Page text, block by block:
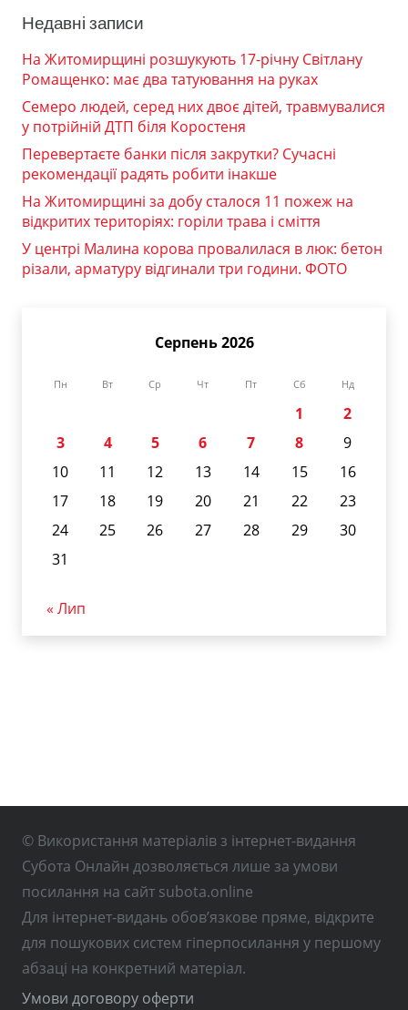
Недавні записи
На Житомирщині розшукують 17-річну Світлану
Ромащенко: має два татуювання на руках
Семеро людей, серед них двоє дітей, травмувалися
у потрійній ДТП біля Коростеня
Перевертаєте банки після закрутки? Сучасні
рекомендації радять робити інакше
На Житомирщині за добу сталося 11 пожеж на
відкритих територіях: горіли трава і сміття
У центрі Малина корова провалилася в люк: бетон
різали, арматуру відгинали три години. ФОТО
Серпень 2026
Пн Вт Ср Чт Пт Сб Нд
1
2
3
4 5 6 7 8
9
10
11 12 13 14 15
16
17
18 19 20 21 22
23
24
25 26 27 28 29
30
31
« Лип
© Використання матеріалів з інтернет-видання
Субота Онлайн дозволяється лише за умови
посилання на сайт subota.online
Для інтернет-видань обов’язкове пряме, відкрите
для пошукових систем гіперпосилання у першому
абзаці на конкретний матеріал.
Умови договору оферти